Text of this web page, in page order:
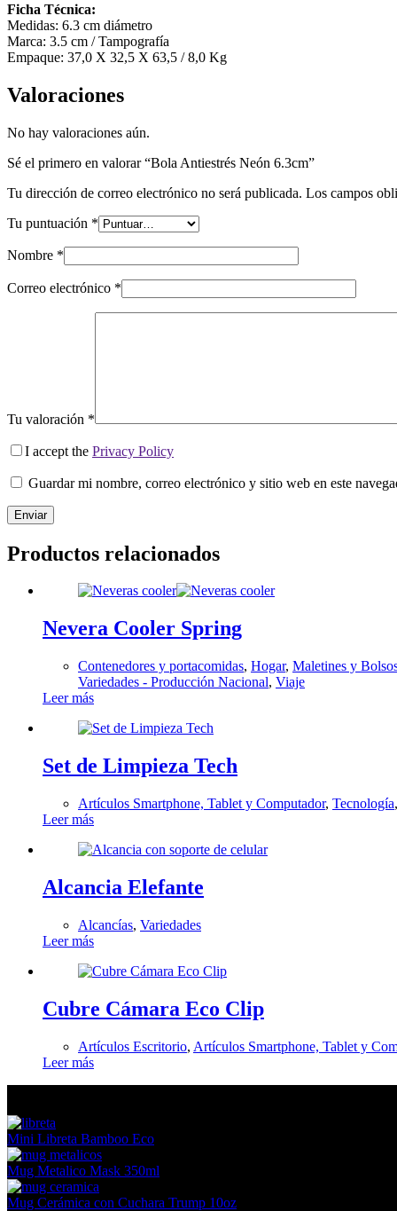
Ficha Técnica:
Medidas: 6.3 cm diámetro
Marca: 3.5 cm / Tampografía
Empaque: 37,0 X 32,5 X 63,5 / 8,0 Kg
Valoraciones
No hay valoraciones aún.
Sé el primero en valorar “Bola Antiestrés Neón 6.3cm”
Tu dirección de correo electrónico no será publicada. Los campos
Tu puntuación *
Nombre *
Correo electrónico *
Tu valoración *
I accept the Privacy Policy
Guardar mi nombre, correo electrónico y sitio web en este
Enviar
Productos relacionados
Nevera Cooler Spring
Contenedores y portacomidas, Hogar, Maletines y
Variedades - Producción Nacional, Viaje
Leer más
Set de Limpieza Tech
Artículos Smartphone, Tablet y Computador, Tecnología,
Leer más
Alcancia Elefante
Alcancías, Variedades
Leer más
Cubre Cámara Eco Clip
Artículos Escritorio, Artículos Smartphone, Tablet y
Leer más
Mini Libreta Bamboo Eco
Mug Metalico Mask 350ml
Mug Cerámica con Cuchara Trump 10oz